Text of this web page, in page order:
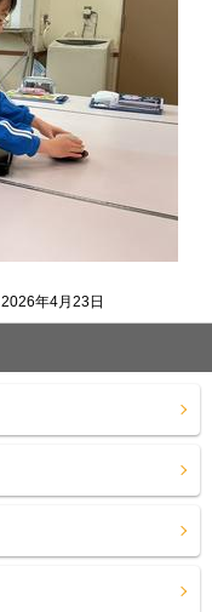
2026年4月23日